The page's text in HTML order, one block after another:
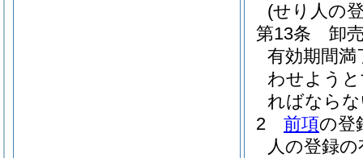
(せり人の
第13条
卸
有効期間
わせよう
ればなら
2
前項の登
人の登録